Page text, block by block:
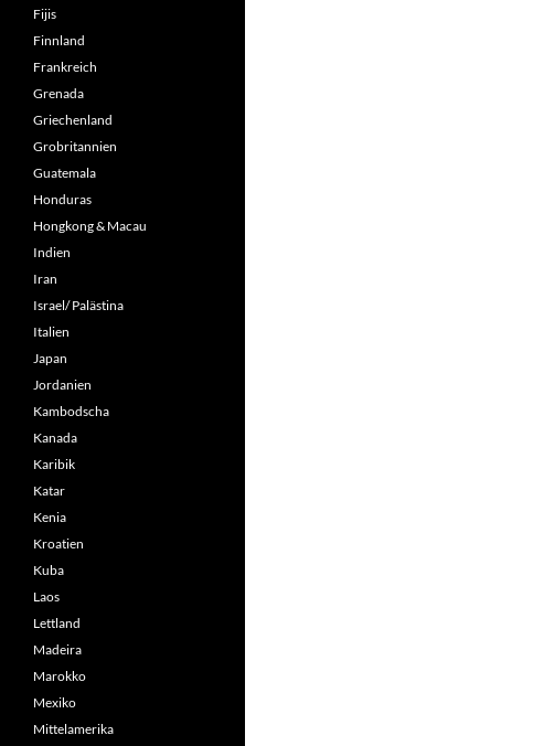
Fijis
Finnland
Frankreich
Grenada
Griechenland
Grobritannien
Guatemala
Honduras
Hongkong & Macau
Indien
Iran
Israel/ Palästina
Italien
Japan
Jordanien
Kambodscha
Kanada
Karibik
Katar
Kenia
Kroatien
Kuba
Laos
Lettland
Madeira
Marokko
Mexiko
Mittelamerika